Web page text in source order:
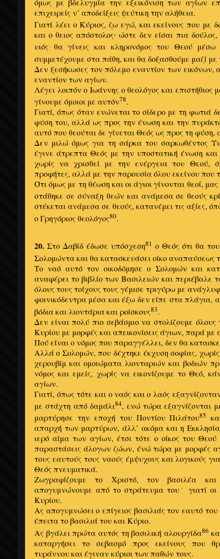
επιχειρείς ν’ αποδείξεις ψεύτικη την αλήθεια.
Γιατί λέει ο Κύριος, ζω εγώ, και εκείνους που με
και ο θειος απόστολος· ώστε δεν είσαι πια
υιός θα γίνεις και κληρονόμος του Θεού μέσω
συμμετέχουμε στα πάθη, και θα δοξασθούμε μαζί με
Δεν ξεσήκωσες τον πόλεμο εναντίον των εικόνων,
εναντίον των αγίων.
Λέγει λοιπόν ο Ιωάννης ο θεολόγος και επιστήθιος
γίνουμε όμοιοι με αυτόν78.
Γιατί, όπως όταν ενώνεται το σίδερο με τη φωτιά
φύση του, αλλά ως προς την ένωση και την
αυτό που θεούται δε γίνεται Θεός ως προς τη φύση,
Δεν μιλώ όμως για τη σάρκα του σαρκωθέντος
έγινε άτρεπτα Θεός με την υποστατική ένωση
χωρίς να χρισθεί με την ενέργεια του Θεού,
προφήτες, αλλά με την παρουσία όλου εκείνου που
Ότι όμως με τη θέωση και οι άγιοι γίνονται θεοί,
στάθηκε σε σύναξη θεών και ανάμεσα σε θεούς
στέκεται ανάμεσα σε θεούς, κατανέμει τις αξίες,
ο Γρηγόριος θεολόγος80.
20. Στο Δαβίδ έδωσε υπόσχεση81 ο Θεός ότι θα
Σολομώντα και θα κατασκευάσει οίκο αναπαύσεως
Το ναό αυτό τον οικοδόμησε ο Σολομών και
αναφέρει το βιβλίο των Βασιλειών και περιέβαλε
όλους τους τοίχους τους γέμισε τριγύρω με
φοινικόδεντρα μέσα και έξω δεν είπε στα πλάγια,
βόδια και λιοντάρια και ροίσκους83.
Δεν είναι πολύ πιο σεβάσμιο να στολίζουμε όλους
Κυρίου με μορφές και απεικονίσεις άγιων, παρά
Πού είναι ο νόμος που παραγγέλλει, δεν θα
Αλλά ο Σολομών, που δέχτηκε έκχυση σοφίας, χωρίς
χερουβίμ και ομοιώματα λιονταριών και βοδιών
νόμος και εμείς, χωρίς να εικονίζουμε το Θεό,
αγίων.
Γιατί, όπως τότε και ο ναός και ο λαός
με στάχτη από δαμάλι84, ενώ τώρα εξαγνίζονται
μαρτύρησε την εποχή του Ποντίου Πιλάτου85
απαρχή των μαρτύρων, άλλ’ ακόμα και η Εκκλησία
ιερό αίμα των αγίων, έτσι τότε ο οίκος του
παραστάσεις άλογων ζώων, ένώ τώρα με μορφές
τους εαυτούς τους ναούς έμψυχους και λογικούς
Θεός πνευματικά.
Ζωγραφίζουμε το Χριστό, τον βασιλέα
απογυμνώνουμε από το στράτευμα του˙ γιατί οι
Κυρίου.
Ας απογυμνώσει ο επίγειος βασιλιάς τον εαυτό
έπειτα το βασιλιά του και Κύριο.
Ας βγάλει πρώτα αυτός τη βασιλική αλουργίδα86
καταργήσει το σεβασμό προς εκείνους που
τυράννου και έγιναν κύριοι των παθών τους.